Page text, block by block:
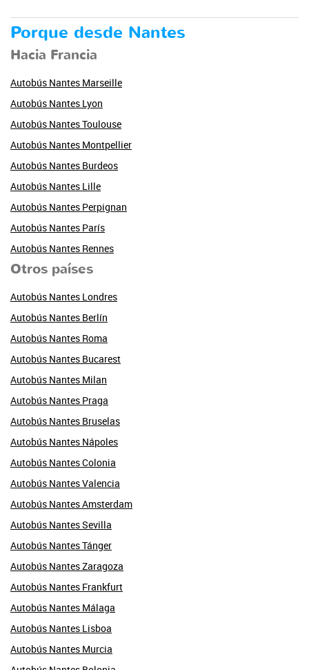
Porque desde Nantes
Hacia Francia
Autobús Nantes Marseille
Autobús Nantes Lyon
Autobús Nantes Toulouse
Autobús Nantes Montpellier
Autobús Nantes Burdeos
Autobús Nantes Lille
Autobús Nantes Perpignan
Autobús Nantes París
Autobús Nantes Rennes
Otros países
Autobús Nantes Londres
Autobús Nantes Berlín
Autobús Nantes Roma
Autobús Nantes Bucarest
Autobús Nantes Milan
Autobús Nantes Praga
Autobús Nantes Bruselas
Autobús Nantes Nápoles
Autobús Nantes Colonia
Autobús Nantes Valencia
Autobús Nantes Amsterdam
Autobús Nantes Sevilla
Autobús Nantes Tánger
Autobús Nantes Zaragoza
Autobús Nantes Frankfurt
Autobús Nantes Málaga
Autobús Nantes Lisboa
Autobús Nantes Murcia